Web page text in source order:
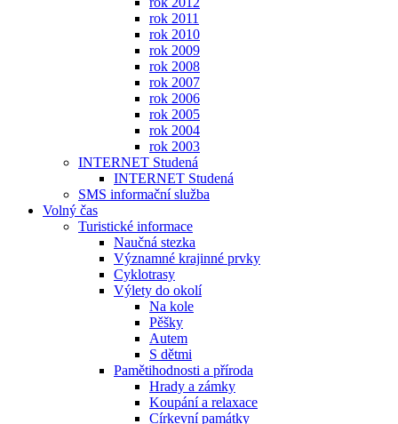
rok 2011
rok 2010
rok 2009
rok 2008
rok 2007
rok 2006
rok 2005
rok 2004
rok 2003
INTERNET Studená
INTERNET Studená
SMS informační služba
Volný čas
Turistické informace
Naučná stezka
Významné krajinné prvky
Cyklotrasy
Výlety do okolí
Na kole
Pěšky
Autem
S dětmi
Pamětihodnosti a příroda
Hrady a zámky
Koupání a relaxace
Církevní památky